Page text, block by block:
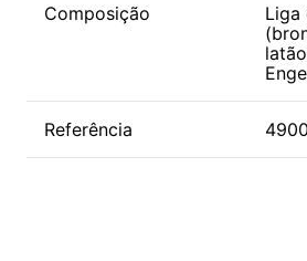
Composição
Liga
Referência